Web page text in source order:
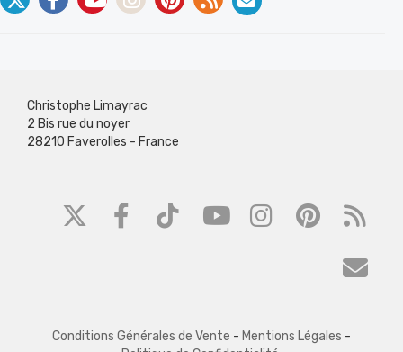
Christophe Limayrac
2 Bis rue du noyer
28210 Faverolles - France
Conditions Générales de Vente - Mentions Légales -